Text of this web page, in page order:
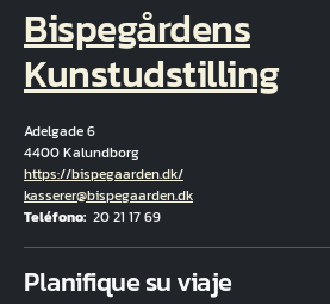
Bispegårdens
Kunstudstilling
Adelgade 6
4400 Kalundborg
Hjemmeside
https://bispegaarden.dk/
Correo electrónico
kasserer@bispegaarden.dk
Teléfono 20 21 17 69
Planifique su viaje